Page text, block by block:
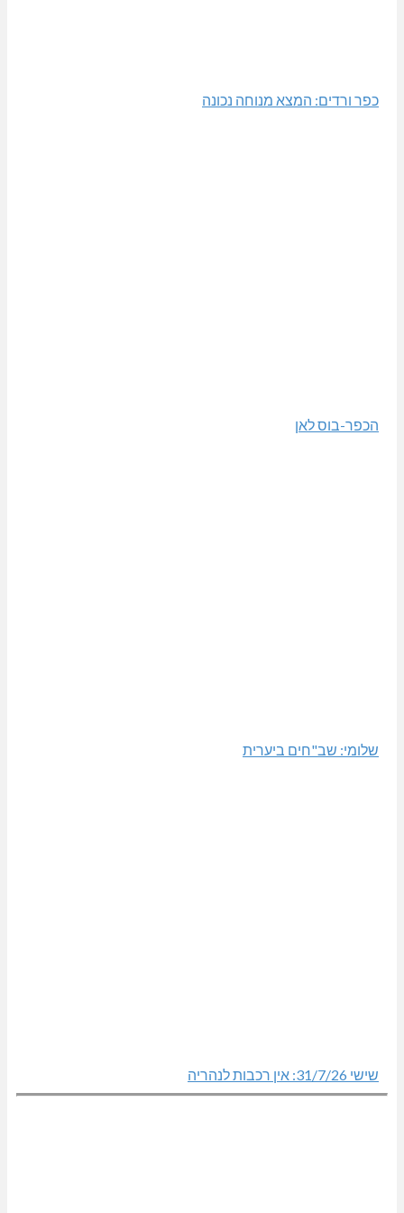
כפר ורדים: המצא מנוחה נכונה
הכפר-בוס לאן
שלומי: שב"חים ביערית
שישי 31/7/26: אין רכבות לנהריה